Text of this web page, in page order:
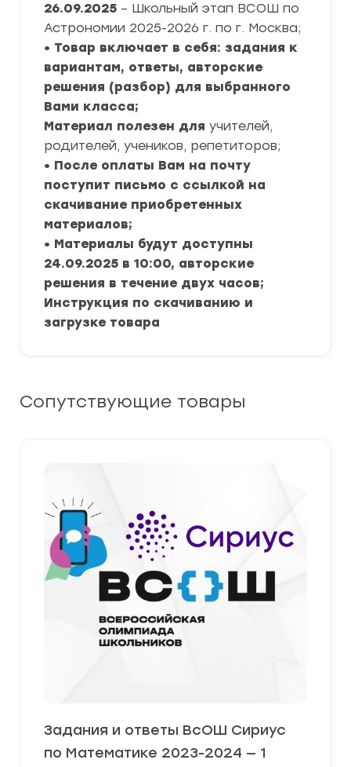
26.09.2025 – Школьный этап ВСОШ по
Астрономии 2025-2026 г. по г. Москва;
• Товар включает в себя: задания к
вариантам, ответы, авторские
решения (разбор) для выбранного
Вами класса;
Материал полезен для учителей,
родителей, учеников, репетиторов;
• После оплаты Вам на почту
поступит письмо с ссылкой на
скачивание приобретенных
материалов;
• Материалы будут доступны
24.09.2025 в 10:00, авторские
решения в течение двух часов;
Инструкция по скачиванию и
загрузке товара
Сопутствующие товары
Задания и ответы ВсОШ Сириус
по Математике 2023-2024 — 1